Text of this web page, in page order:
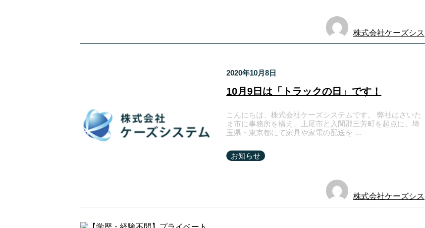
株式会社ケーズシス
テム
2020年10月8日
10月9日は「トラックの日」です！
こんにちは、株式会社ケーズシステムです。 弊社はさいた
ま市に事務所を構え、上尾市と入間郡三芳町を起点に、埼
玉県・東京都にて家具や家電の配送を …
株式会社ケーズシス
テム
お知らせ